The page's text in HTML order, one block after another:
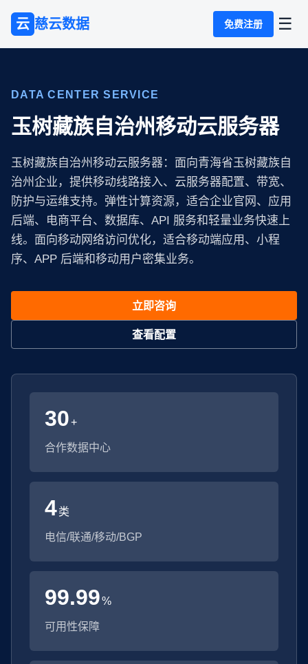
云 慈云数据 免费注册 ☰
DATA CENTER SERVICE
玉树藏族自治州移动云服务器
玉树藏族自治州移动云服务器：面向青海省玉树藏族自
治州企业，提供移动线路接入、云服务器配置、带宽、
防护与运维支持。弹性计算资源，适合企业官网、应用
后端、电商平台、数据库、API 服务和轻量业务快速上
线。面向移动网络访问优化，适合移动端应用、小程
序、APP 后端和移动用户密集业务。
立即咨询
查看配置
30+
合作数据中心
4类
电信/联通/移动/BGP
99.99%
可用性保障